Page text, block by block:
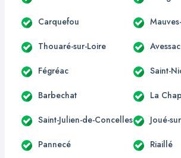
Carquefou
Thouaré-sur-Loire Avessac
Fégréac Saint-
Barbechat La
Saint-Julien-de-Concelles Joué-
Pannecé Riaillé